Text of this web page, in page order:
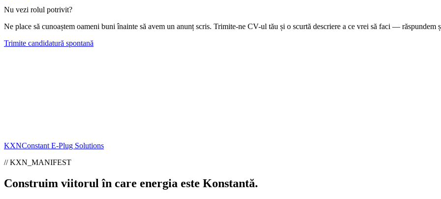
Nu vezi rolul potrivit?
Ne place să cunoaștem oameni buni înainte să avem un anunț scris. Trimite-ne CV-ul tău și o scurtă descriere a ce vrei să faci — răspundem
Trimite candidatură spontană
KXNConstant E-Plug Solutions
// KXN_MANIFEST
Construim viitorul în care energia este Konstantă.